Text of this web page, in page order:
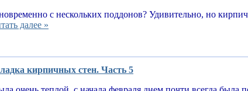
с нескольких поддонов? Удивительно, но
далее »
кирпичных стен. Часть 5